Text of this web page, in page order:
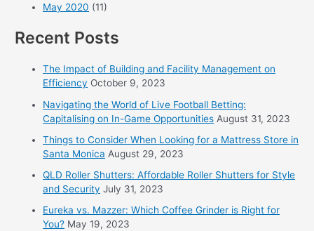
May 2020 (11)
Recent Posts
The Impact of Building and Facility Management on
Efficiency October 9, 2023
Navigating the World of Live Football Betting:
Capitalising on In-Game Opportunities August 31, 2023
Things to Consider When Looking for a Mattress Store in
Santa Monica August 29, 2023
QLD Roller Shutters: Affordable Roller Shutters for Style
and Security July 31, 2023
Eureka vs. Mazzer: Which Coffee Grinder is Right for
You? May 19, 2023